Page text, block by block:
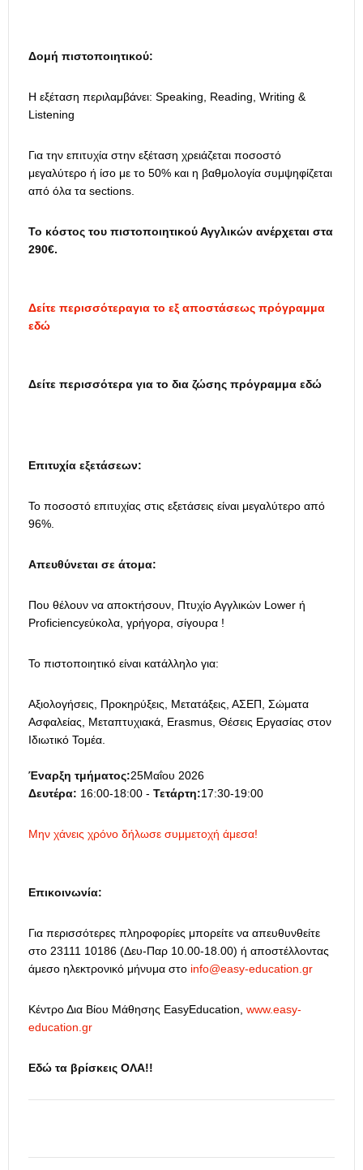
Δομή πιστοποιητικού:
Η εξέταση περιλαμβάνει: Speaking, Reading, Writing &
Listening
Για την επιτυχία στην εξέταση χρειάζεται ποσοστό
μεγαλύτερο ή ίσο με το 50% και η βαθμολογία συμψηφίζεται
από όλα τα sections.
Το κόστος του πιστοποιητικού Αγγλικών ανέρχεται στα
290€.
Δείτε περισσότεραγια το εξ αποστάσεως πρόγραμμα
εδώ
Δείτε περισσότερα για το δια ζώσης πρόγραμμα εδώ
Επιτυχία εξετάσεων:
Το ποσοστό επιτυχίας στις εξετάσεις είναι μεγαλύτερο από
96%.
Απευθύνεται σε άτομα:
Που θέλουν να αποκτήσουν, Πτυχίο Αγγλικών Lower ή
Proficiencyεύκολα, γρήγορα, σίγουρα !
Το πιστοποιητικό είναι κατάλληλο για:
Αξιολογήσεις, Προκηρύξεις, Μετατάξεις, ΑΣΕΠ, Σώματα
Ασφαλείας, Μεταπτυχιακά, Erasmus, Θέσεις Εργασίας στον
Ιδιωτικό Τομέα.
Έναρξη τμήματος:25Μαΐου 2026
Δευτέρα: 16:00-18:00 - Τετάρτη:17:30-19:00
Μην χάνεις χρόνο δήλωσε συμμετοχή άμεσα!
Επικοινωνία:
Για περισσότερες πληροφορίες μπορείτε να απευθυνθείτε
στο 23111 10186 (Δευ-Παρ 10.00-18.00) ή αποστέλλοντας
άμεσο ηλεκτρονικό μήνυμα στο info@easy-education.gr
Κέντρο Δια Βίου Μάθησης EasyEducation, www.easy-
education.gr
Εδώ τα βρίσκεις OΛΑ!!